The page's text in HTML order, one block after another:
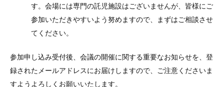
す。会場には専門の託児施設はございませんが、皆様にご
参加いただきやすいよう努めますので、まずはご相談させ
てください。
参加申し込み受付後、会議の開催に関する重要なお知らせを、登
録されたメールアドレスにお届けしますので、ご注意くださいま
すようよろしくお願いいたします。